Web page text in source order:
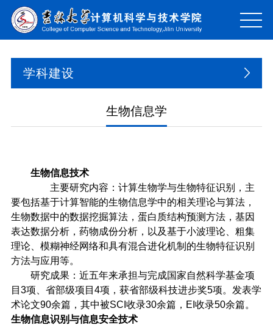
学科建设
生物信息学
生物信息技术
主要研究内容：计算生物学与生物特征识别，主
要包括基于计算智能的生物信息学中的相关理论与算法，
生物数据中的数据挖掘算法，蛋白质结构预测方法，基因
表达数据分析，药物成份分析，以及基于小波理论、粗集
理论、模糊神经网络和具有混合进化机制的生物特征识别
方法与应用等。
研究成果：近五年来承担与完成国家自然科学基金项
目3项、省部级项目4项，获省部级科技进步奖5项。发表学
术论文90余篇，其中被SCI收录30余篇，EI收录50余篇。
生物信息识别与信息安全技术